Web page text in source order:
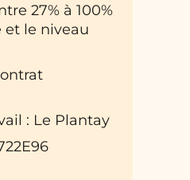
27% à 100%
et le niveau
: Le Plantay